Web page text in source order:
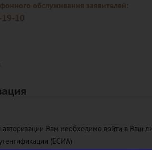
обслуживания заявителей:
10
авторизации Вам необходимо войти в Ваш
(ЕСИА)